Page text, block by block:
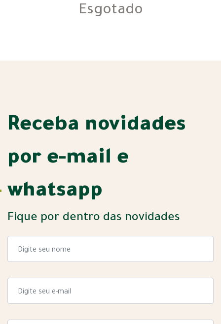
Esgotado
Receba novidades
por e-mail e
whatsapp
Fique por dentro das novidades